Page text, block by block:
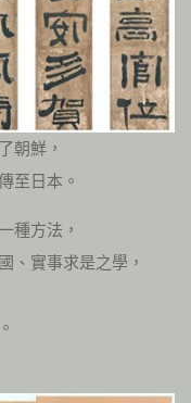
朝鮮，
至日本。
種方法，
、實事求是之學，